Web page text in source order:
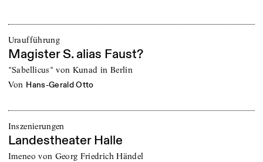
Uraufführung
Magister S. alias Faust?
"Sabellicus" von Kunad in Berlin
von Hans-Gerald Otto
Inszenierungen
Landestheater Halle
Imeneo von Georg Friedrich Händel